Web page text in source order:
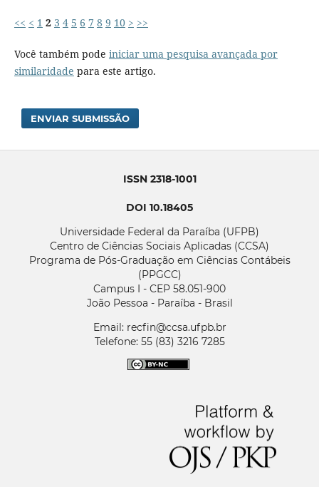
<< < 1 2 3 4 5 6 7 8 9 10 > >>
Você também pode iniciar uma pesquisa avançada por
similaridade para este artigo.
ENVIAR SUBMISSÃO
ISSN 2318-1001
DOI 10.18405
Universidade Federal da Paraíba (UFPB)
Centro de Ciências Sociais Aplicadas (CCSA)
Programa de Pós-Graduação em Ciências Contábeis
(PPGCC)
Campus I - CEP 58.051-900
João Pessoa - Paraíba - Brasil
Email: recfin@ccsa.ufpb.br
Telefone: 55 (83) 3216 7285